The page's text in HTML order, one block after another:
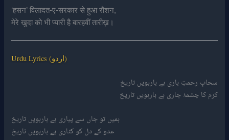
‘हसन’ विलादत-ए-सरकार से हुआ रौशन,
मेरे खुदा को भी प्यारी है बारहवीं तारीख़।
Urdu Lyrics (اردو)
سحابِ رحمتِ باری ہے بارہویں تاریخ
کرم کا چشمۂ جاری ہے بارہویں تاریخ
ہمیں تو جاں سے پیاری ہے بارہویں تاریخ
عدو کے دل کو کٹاری ہے بارہویں تاریخ